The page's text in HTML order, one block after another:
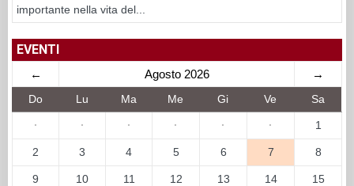
importante nella vita del...
EVENTI
← Agosto 2026 →
Do Lu Ma Me Gi Ve Sa
· · · · · · 1
2 3 4 5 6 7 8
9 10 11 12 13 14 15